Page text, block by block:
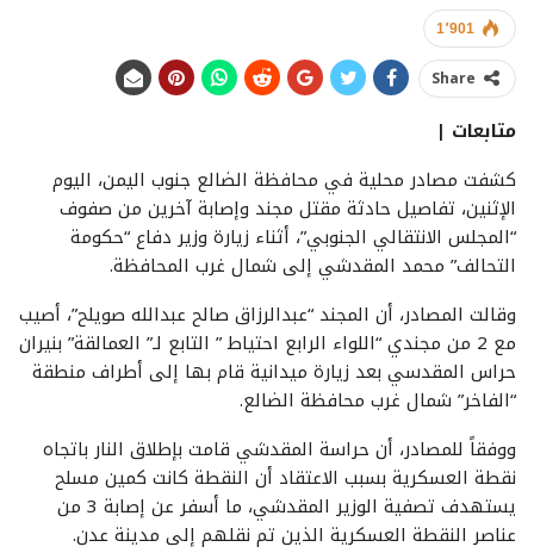
1٬901
Share
متابعات |
كشفت مصادر محلية في محافظة الضالع جنوب اليمن، اليوم
الإثنين، تفاصيل حادثة مقتل مجند وإصابة آخرين من صفوف
“المجلس الانتقالي الجنوبي”، أثناء زيارة وزير دفاع “حكومة
التحالف” محمد المقدشي إلى شمال غرب المحافظة.
وقالت المصادر، أن المجند “عبدالرزاق صالح عبدالله صويلح”، أصيب
مع 2 من مجندي “اللواء الرابع احتياط ” التابع لـ” العمالقة” بنيران
حراس المقدسي بعد زيارة ميدانية قام بها إلى أطراف منطقة
“الفاخر” شمال غرب محافظة الضالع.
ووفقاً للمصادر، أن حراسة المقدشي قامت بإطلاق النار باتجاه
نقطة العسكرية بسبب الاعتقاد أن النقطة كانت كمين مسلح
يستهدف تصفية الوزير المقدشي، ما أسفر عن إصابة 3 من
عناصر النقطة العسكرية الذين تم نقلهم إلى مدينة عدن.